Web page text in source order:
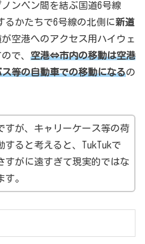
ンペン間を結ぶ国道6号線
かたちで6号線の北側に新道
空港へのアクセス用ハイウェ
で、 空港⇔市内の移動は空港
等の自動車での移動になるの
すが、キャリーケース等の荷
すると考えると、TukTukで
すがに遠すぎて現実的ではな
。